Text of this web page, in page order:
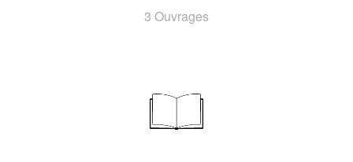
3 Ouvrages